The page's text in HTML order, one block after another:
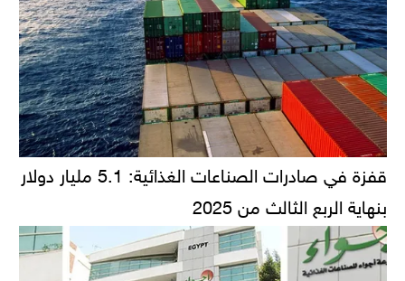
قفزة في صادرات الصناعات الغذائية: 5.1 مليار دولار
بنهاية الربع الثالث من 2025